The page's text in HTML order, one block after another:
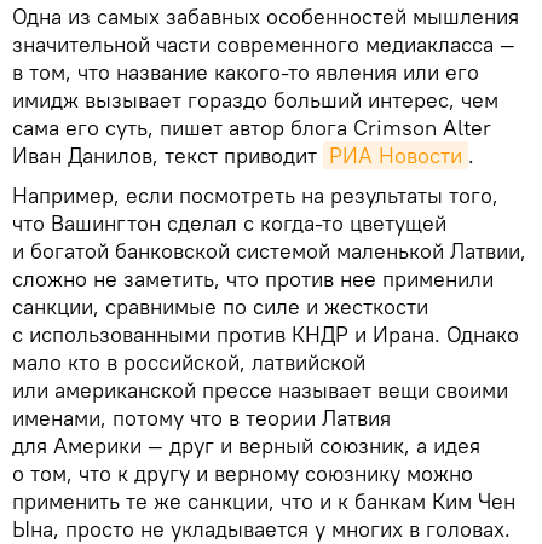
Одна из самых забавных особенностей мышления
значительной части современного медиакласса —
в том, что название какого-то явления или его
имидж вызывает гораздо больший интерес, чем
сама его суть, пишет автор блога Crimson Alter
Иван Данилов, текст приводит РИА Новости .
Например, если посмотреть на результаты того,
что Вашингтон сделал с когда-то цветущей
и богатой банковской системой маленькой Латвии,
сложно не заметить, что против нее применили
санкции, сравнимые по силе и жесткости
с использованными против КНДР и Ирана. Однако
мало кто в российской, латвийской
или американской прессе называет вещи своими
именами, потому что в теории Латвия
для Америки — друг и верный союзник, а идея
о том, что к другу и верному союзнику можно
применить те же санкции, что и к банкам Ким Чен
Ына, просто не укладывается у многих в головах.